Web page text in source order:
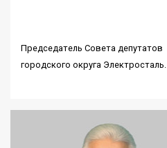
Председатель Совета депутатов
городского округа Электросталь.